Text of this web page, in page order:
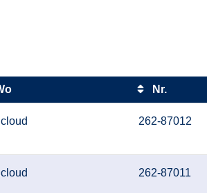
Nr.
262-87012
262-87011